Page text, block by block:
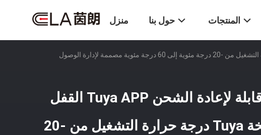
منزل حول بنا المنتجات
بطارية الليثيوم قابلة لإعادة الشحن Tuya APP القفل
الذكي يقدم نسخة Tuya درجة حرارة التشغيل من -20